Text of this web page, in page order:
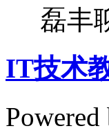
磊丰
IT技术
Powered